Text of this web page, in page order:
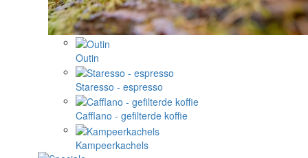
Outin
Staresso - espresso
Cafflano - gefilterde koffie
Kampeerkachels